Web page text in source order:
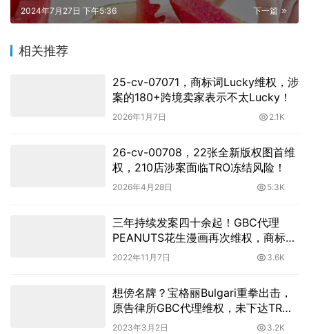
下一篇
2024年7月27日 下午5:36
相关推荐
25-cv-07071，商标词Lucky维权，涉
案的180+跨境卖家表示不太Lucky！
2026年1月7日 2.1K
26-cv-00708，22张全新版权图首维
权，210店涉案面临TRO冻结风险！
2026年4月28日 5.3K
三年持续发案四十余起！GBC代理
PEANUTS花生漫画再次维权，商标名
和动漫人物版权不能使用！
2022年11月7日 3.6K
想傍名牌？宝格丽Bulgari重拳出击，
原告律所GBC代理维权，未下达TRO
临时禁令！请尽快下架相关产品！
2023年3月2日 3.2K